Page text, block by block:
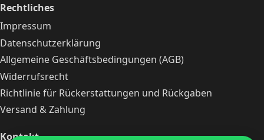
Rechtliches
Impressum
Datenschutzerklärung
Allgemeine Geschäftsbedingungen (AGB)
Widerrufsrecht
Richtlinie für Rückerstattungen und Rückgaben
Versand & Zahlung
Kontakt